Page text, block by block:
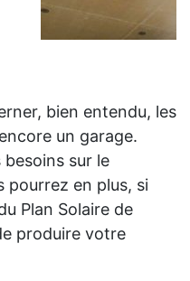
bien entendu, les
un garage.
sur le
pourrez en plus, si
Plan Solaire de
produire votre